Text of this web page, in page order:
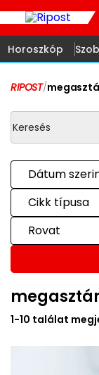
Horoszkóp
RIPOST/
Dátum
Cikk típusa
Rovat
megasztár
1-10 találat